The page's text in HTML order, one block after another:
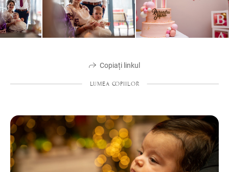
Copiați linkul
LUMEA COPIILOR